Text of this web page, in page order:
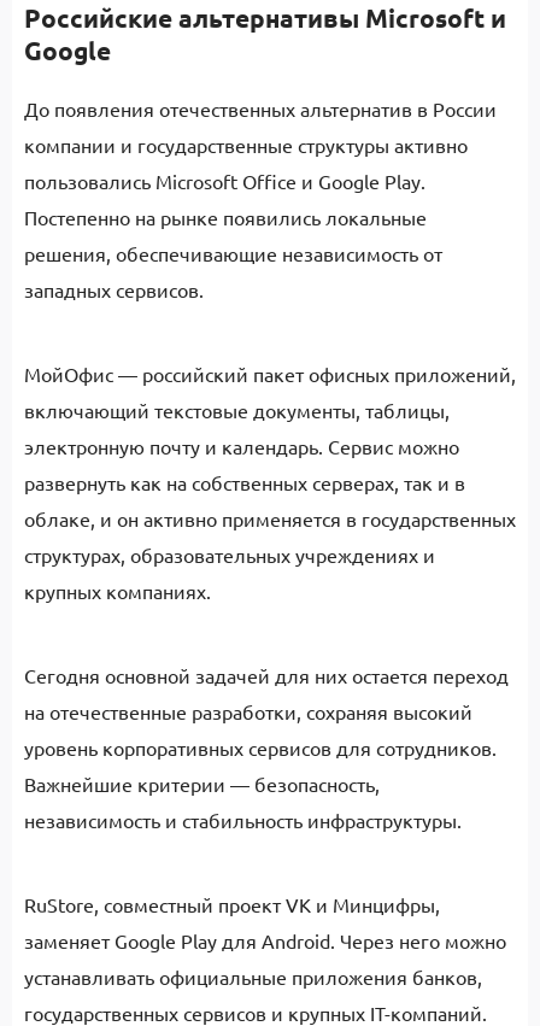
Российские альтернативы Microsoft и
Google
До появления отечественных альтернатив в России
компании и государственные структуры активно
пользовались Microsoft Office и Google Play.
Постепенно на рынке появились локальные
решения, обеспечивающие независимость от
западных сервисов.
МойОфис — российский пакет офисных приложений,
включающий текстовые документы, таблицы,
электронную почту и календарь. Сервис можно
развернуть как на собственных серверах, так и в
облаке, и он активно применяется в государственных
структурах, образовательных учреждениях и
крупных компаниях.
Сегодня основной задачей для них остается переход
на отечественные разработки, сохраняя высокий
уровень корпоративных сервисов для сотрудников.
Важнейшие критерии — безопасность,
независимость и стабильность инфраструктуры.
RuStore, совместный проект VK и Минцифры,
заменяет Google Play для Android. Через него можно
устанавливать официальные приложения банков,
государственных сервисов и крупных IT-компаний.